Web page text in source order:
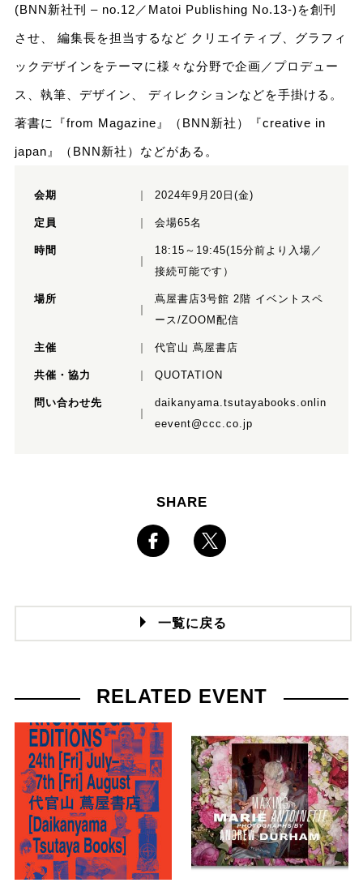
(BNN新社刊 – no.12／Matoi Publishing No.13-)を創刊
させ、 編集長を担当するなど クリエイティブ、グラフィ
ックデザインをテーマに様々な分野で企画／プロデュー
ス、執筆、デザイン、 ディレクションなどを手掛ける。
著書に『from Magazine』（BNN新社）『creative in
japan』（BNN新社）などがある。
会期 2024年9月20日(金)
定員 会場65名
時間
18:15～19:45(15分前より入場／
接続可能です）
場所
蔦屋書店3号館 2階 イベントスペ
ース/ZOOM配信
主催 代官山 蔦屋書店
共催・協力 QUOTATION
問い合わせ先
daikanyama.tsutayabooks.onlin
eevent@ccc.co.jp
SHARE
一覧に戻る
RELATED EVENT